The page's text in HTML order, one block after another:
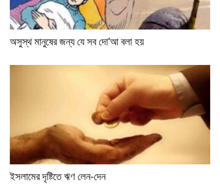
অসুস্থ মানুষের জন্য যে সব দো‘আ বলা হয়
ইসলামের দৃষ্টিতে ঋণ লেন-দেন